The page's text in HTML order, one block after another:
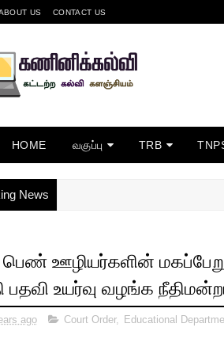
US CONTACT US
HOME வகுப்பு TRB
News
பெண் ஊழியர்களின்
பதவி உயர்வு வழங்க
ago Court Order, Educational